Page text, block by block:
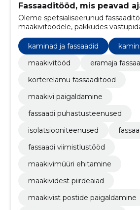
Fassaaditööd, mis peavad
Oleme spetsialiseerunud
maakivitöödele, pakkudes
kvaliteetseid lahendusi
ja ärihoonetele.
kaminad ja fassaadid
maakivitööd
eramaja
korterelamu fassaaditööd
maakivi paigaldamine
fassaadi puhastusteenused
isolatsiooniteenused
fassaadi viimistlustööd
maakivimüüri ehitamine
maakividest piirdeaiad
maakivist postide paigaldamine